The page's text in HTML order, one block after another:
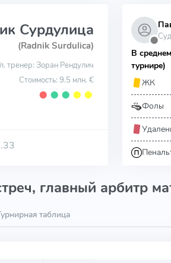
Сурдулица
(Radnik Surdulica)
тренер: Зоран Рендулич
Стоимость: 9.5 млн. €
⬤ ⬤ ⬤ ⬤ ⬤
⬤
В
турнире)
ЖК
Фолы
главный арбитр
таблица